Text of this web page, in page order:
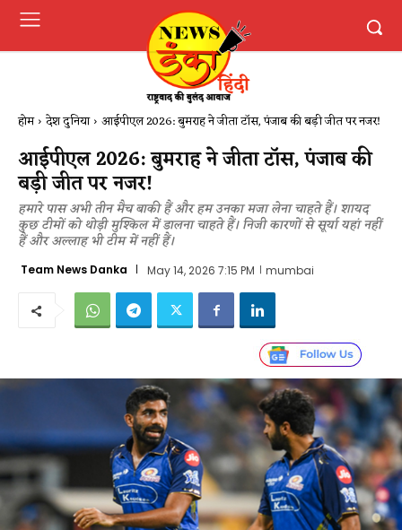
होम देश दुनिया आईपीएल 2026: बुमराह ने जीता टॉस, पंजाब की बड़ी जीत पर नजर!
आईपीएल 2026: बुमराह ने जीता टॉस, पंजाब की
बड़ी जीत पर नजर!
हमारे पास अभी तीन मैच बाकी हैं और हम उनका मजा लेना चाहते हैं। शायद
कुछ टीमों को थोड़ी मुश्किल में डालना चाहते हैं। निजी कारणों से सूर्या यहां नहीं
हैं और अल्लाह भी टीम में नहीं हैं।
Team News Danka May 14, 2026 7:15 PM mumbai